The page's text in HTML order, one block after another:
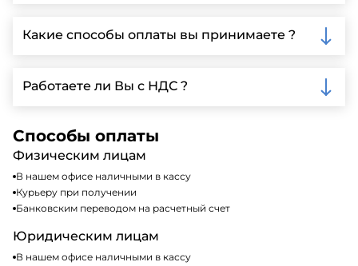
Ленинградской области, у нас собственный
автопарк, для обеспечения быстрой и надежной
Какие способы оплаты вы принимаете ?
включая наличные, банковские переводы,
кредитные карты. Подробную информацию о
Работаете ли Вы с НДС ?
налогообложения, т.е с НДС 20%
Способы оплаты
Физическим лицам
В нашем офисе наличными в кассу
Курьеру при получении
Банковским переводом на расчетный счет
Юридическим лицам
В нашем офисе наличными в кассу